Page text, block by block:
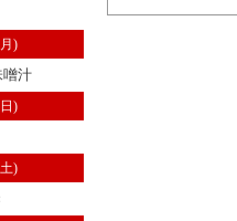
)
噌汁
)
)